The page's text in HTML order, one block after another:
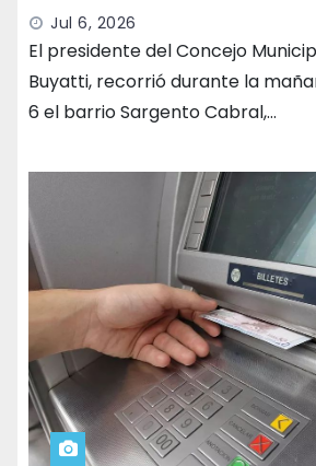
Jul 6, 2026
El presidente del Concejo
Buyatti, recorrió durante la
6 el barrio Sargento Cabral,…